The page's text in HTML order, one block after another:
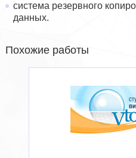
система резервного
данных.
Похожие работы